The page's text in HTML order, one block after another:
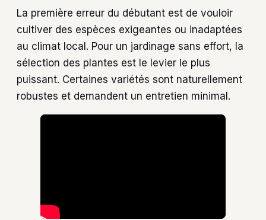
La première erreur du débutant est de vouloir
cultiver des espèces exigeantes ou inadaptées
au climat local. Pour un jardinage sans effort, la
sélection des plantes est le levier le plus
puissant. Certaines variétés sont naturellement
robustes et demandent un entretien minimal.